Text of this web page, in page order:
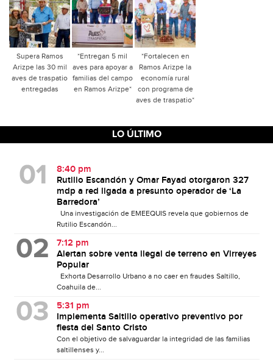
Supera Ramos
Arizpe las 30 mil
aves de traspatio
entregadas
*Entregan 5 mil
aves para apoyar a
familias del campo
en Ramos Arizpe*
*Fortalecen en
Ramos Arizpe la
economía rural
con programa de
aves de traspatio*
LO ÚLTIMO
8:40 pm
Rutilio Escandón y Omar Fayad otorgaron 327
mdp a red ligada a presunto operador de ‘La
Barredora’
Una investigación de EMEEQUIS revela que gobiernos de
Rutilio Escandón...
7:12 pm
Alertan sobre venta ilegal de terreno en Virreyes
Popular
Exhorta Desarrollo Urbano a no caer en fraudes Saltillo,
Coahuila de...
5:31 pm
Implementa Saltillo operativo preventivo por
fiesta del Santo Cristo
Con el objetivo de salvaguardar la integridad de las familias
saltillenses y...